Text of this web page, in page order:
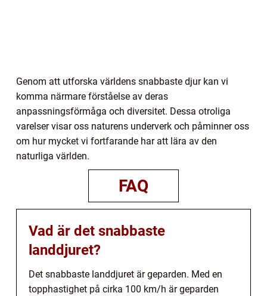
Genom att utforska världens snabbaste djur kan vi
komma närmare förståelse av deras
anpassningsförmåga och diversitet. Dessa otroliga
varelser visar oss naturens underverk och påminner oss
om hur mycket vi fortfarande har att lära av den
naturliga världen.
FAQ
Vad är det snabbaste
landdjuret?
Det snabbaste landdjuret är geparden. Med en
topphastighet på cirka 100 km/h är geparden